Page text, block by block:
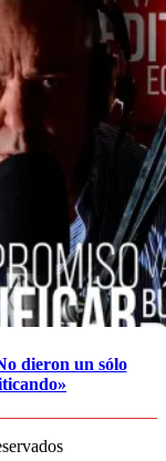
dieron un sólo